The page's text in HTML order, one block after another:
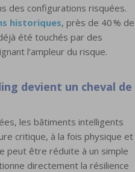
des configurations risquées.
historiques, près de 40 %
été touchés par des
l’ampleur du risque.
devient un cheval de
les bâtiments intelligents
critique, à la fois physique et
peut être réduite à un simple
directement la résilience